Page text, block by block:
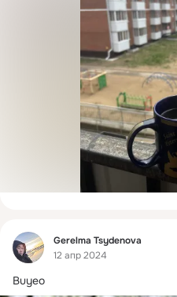
Фид
Gerelma Tsydenova
12 апр 2024
Buyeo